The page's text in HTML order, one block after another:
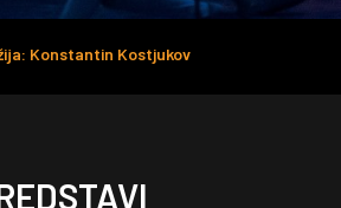
Konstantin Kostjukov